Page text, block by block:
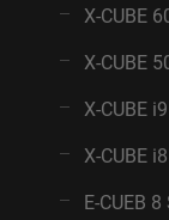
X-CUBE
X-CUBE
X-CUBE i9
X-CUBE i8
E-CUEB